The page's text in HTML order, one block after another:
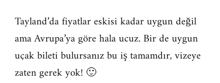
Tayland’da fiyatlar eskisi kadar uygun değil
ama Avrupa’ya göre hala ucuz. Bir de uygun
uçak bileti bulursanız bu iş tamamdır, vizeye
zaten gerek yok! 🙂